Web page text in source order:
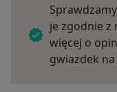
je zgodnie z
więcej o
gwiazdek na